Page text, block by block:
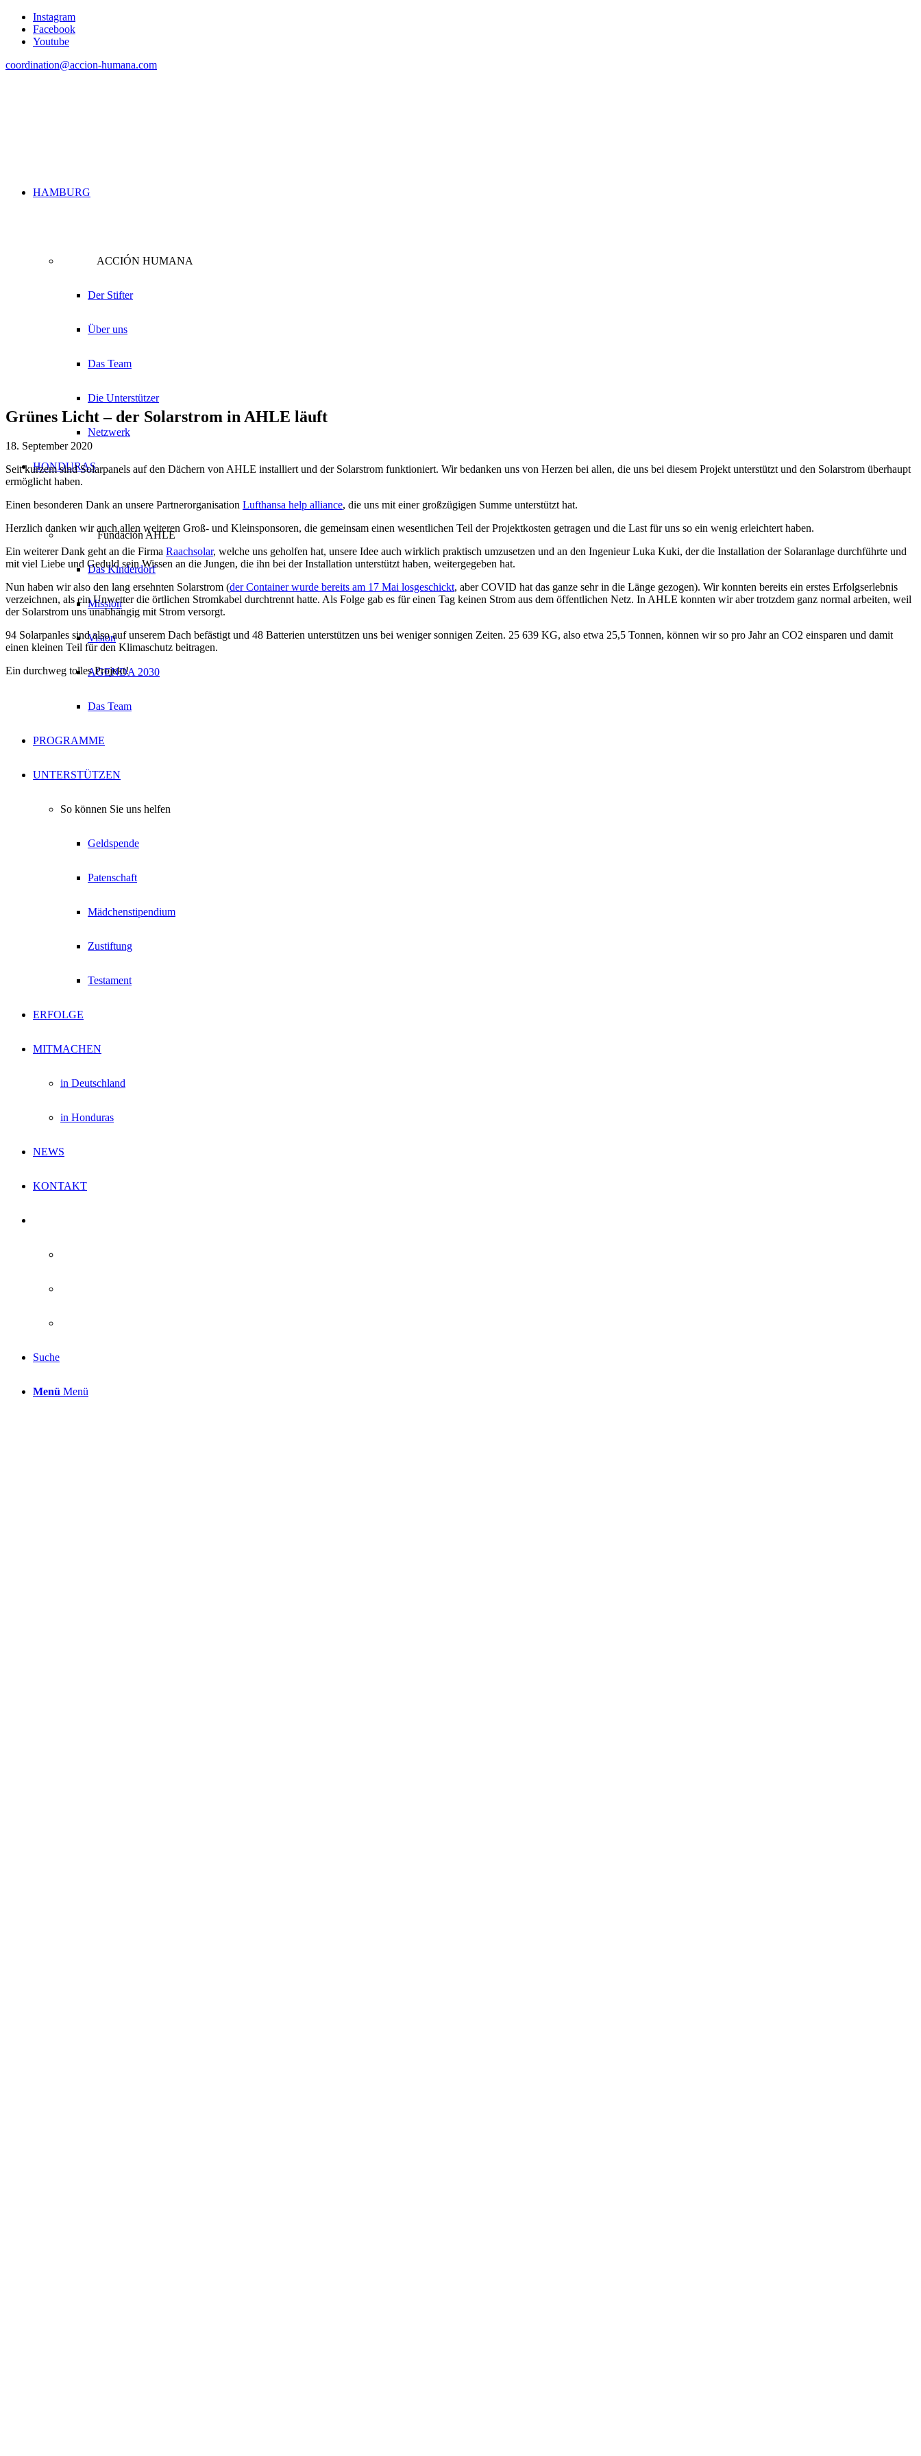
Instagram
Facebook
Youtube
coordination@accion-humana.com
HAMBURG
ACCIÓN HUMANA
Der Stifter
Über uns
Das Team
Die Unterstützer
Netzwerk
HONDURAS
Fundación AHLE
Das Kinderdorf
Mission
Vision
AGENDA 2030
Das Team
PROGRAMME
UNTERSTÜTZEN
So können Sie uns helfen
Geldspende
Patenschaft
Mädchenstipendium
Zustiftung
Testament
ERFOLGE
MITMACHEN
in Deutschland
in Honduras
NEWS
KONTAKT
Suche
Menü Menü
Grünes Licht – der Solarstrom in AHLE läuft
18. September 2020
Seit kurzem sind Solarpanels auf den Dächern von AHLE installiert und der Solarstrom funktioniert. Wir bedanken uns von Herzen bei allen, die uns bei diesem Projekt unterstützt und den Solarstrom überhaupt
ermöglicht haben.
Einen besonderen Dank an unsere Partnerorganisation Lufthansa help alliance, die uns mit einer großzügigen Summe unterstützt hat.
Herzlich danken wir auch allen weiteren Groß- und Kleinsponsoren, die gemeinsam einen wesentlichen Teil der Projektkosten getragen und die Last für uns so ein wenig erleichtert haben.
Ein weiterer Dank geht an die Firma Raachsolar, welche uns geholfen hat, unsere Idee auch wirklich praktisch umzusetzen und an den Ingenieur Luka Kuki, der die Installation der Solaranlage durchführte und
mit viel Liebe und Geduld sein Wissen an die Jungen, die ihn bei der Installation unterstützt haben, weitergegeben hat.
Nun haben wir also den lang ersehnten Solarstrom (der Container wurde bereits am 17 Mai losgeschickt, aber COVID hat das ganze sehr in die Länge gezogen). Wir konnten bereits ein erstes Erfolgserlebnis
verzeichnen, als ein Unwetter die örtlichen Stromkabel durchtrennt hatte. Als Folge gab es für einen Tag keinen Strom aus dem öffentlichen Netz. In AHLE konnten wir aber trotzdem ganz normal arbeiten, weil
der Solarstrom uns unabhängig mit Strom versorgt.
94 Solarpanles sind also auf unserem Dach befästigt und 48 Batterien unterstützen uns bei weniger sonnigen Zeiten. 25 639 KG, also etwa 25,5 Tonnen, können wir so pro Jahr an CO2 einsparen und damit
einen kleinen Teil für den Klimaschutz beitragen.
Ein durchweg tolles Projekt!